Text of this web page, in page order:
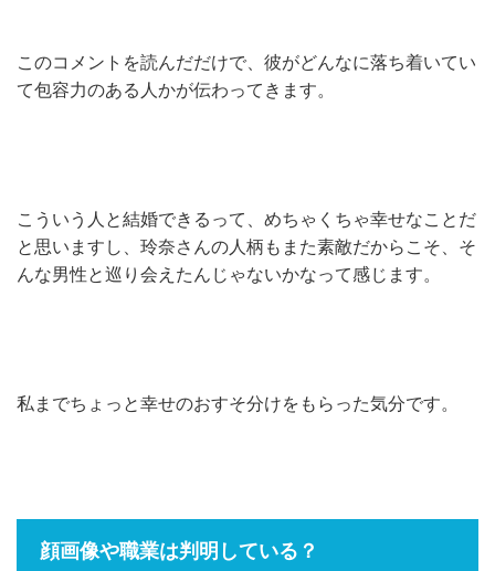
このコメントを読んだだけで、彼がどんなに落ち着いてい
て包容力のある人かが伝わってきます。
こういう人と結婚できるって、めちゃくちゃ幸せなことだ
と思いますし、玲奈さんの人柄もまた素敵だからこそ、そ
んな男性と巡り会えたんじゃないかなって感じます。
私までちょっと幸せのおすそ分けをもらった気分です。
顔画像や職業は判明している？